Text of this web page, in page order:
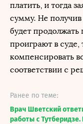
платить, и тогда
сумму. Не получив
будет продолжать
проиграют в суде,
компенсировать
соответствии с
Ранее по теме:
Врач Шветский
работы с